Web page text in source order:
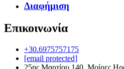
Διαφήμιση
Επικοινωνία
+30.6975757175
[email protected]